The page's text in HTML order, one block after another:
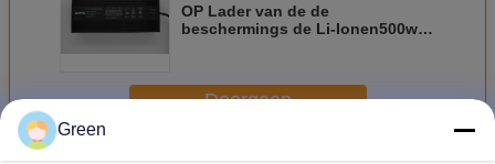
OP Lader van de de
beschermings de Li-Ionen500w
Doorgaan
Green